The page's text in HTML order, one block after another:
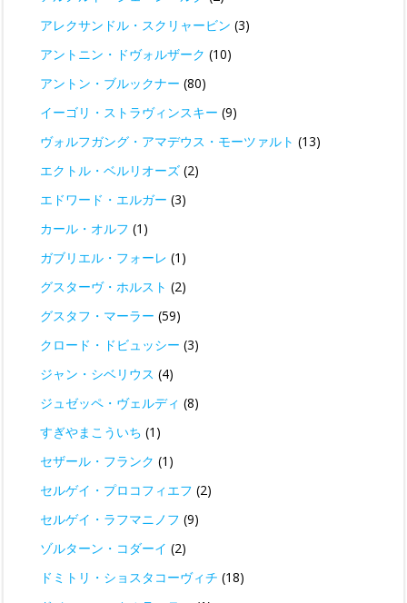
アレクサンドル・スクリャービン (3)
アントニン・ドヴォルザーク (10)
アントン・ブルックナー (80)
イーゴリ・ストラヴィンスキー (9)
ヴォルフガング・アマデウス・モーツァルト (13)
エクトル・ベルリオーズ (2)
エドワード・エルガー (3)
カール・オルフ (1)
ガブリエル・フォーレ (1)
グスターヴ・ホルスト (2)
グスタフ・マーラー (59)
クロード・ドビュッシー (3)
ジャン・シベリウス (4)
ジュゼッペ・ヴェルディ (8)
すぎやまこういち (1)
セザール・フランク (1)
セルゲイ・プロコフィエフ (2)
セルゲイ・ラフマニノフ (9)
ゾルターン・コダーイ (2)
ドミトリ・ショスタコーヴィチ (18)